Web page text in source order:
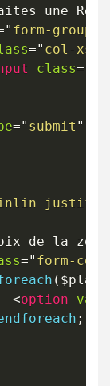
une
" form-group
=" col-xs-2
class=
=" submit "
justify-
de la zone
=" form-
(
<option
;